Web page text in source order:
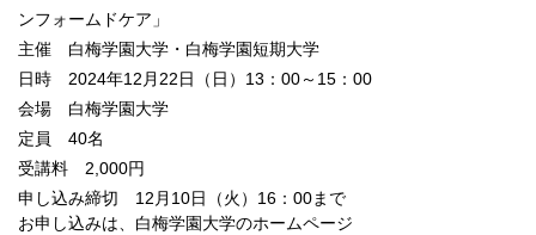
ンフォームドケア」
主催 白梅学園大学・白梅学園短期大学
日時 2024年12月22日（日）13：00～15：00
会場 白梅学園大学
定員 40名
受講料 2,000円
申し込み締切 12月10日（火）16：00まで
お申し込みは、白梅学園大学のホームページ